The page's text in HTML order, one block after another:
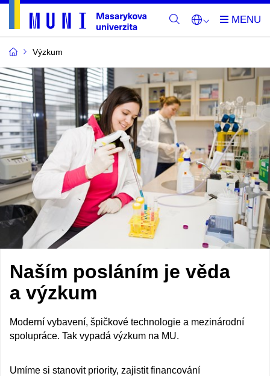
Výzkum
Naším posláním je věda
a výzkum
Moderní vybavení, špičkové technologie a mezinárodní
spolupráce. Tak vypadá výzkum na MU.
Umíme si stanovit priority, zajistit financování